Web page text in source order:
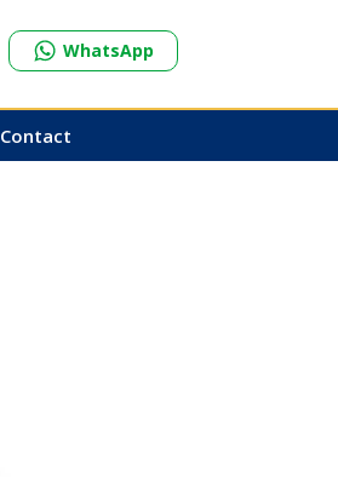
WhatsApp
Contact